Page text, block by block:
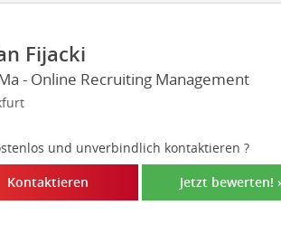
Fijacki
- Online Recruiting Management
und unverbindlich kontaktieren ?
Kontaktieren
Jetzt bewerten!